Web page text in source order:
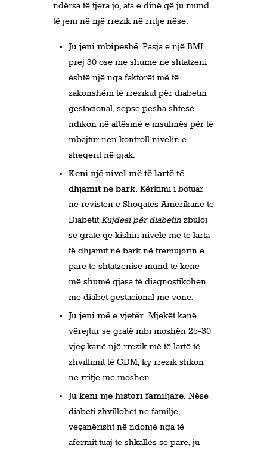
ndërsa të tjera jo, ata e dinë që ju mund
të jeni në një rrezik në rritje nëse:
Ju jeni mbipeshë. Pasja e një BMI
prej 30 ose më shumë në shtatzëni
është një nga faktorët më të
zakonshëm të rrezikut për diabetin
gestacional, sepse pesha shtesë
ndikon në aftësinë e insulinës për të
mbajtur nën kontroll nivelin e
sheqerit në gjak.
Keni një nivel më të lartë të
dhjamit në bark. Kërkimi i botuar
në revistën e Shoqatës Amerikane të
DiabetitKujdesi për diabetinzbuloi
se gratë që kishin nivele më të larta
të dhjamit në bark në tremujorin e
parë të shtatzënisë mund të kenë
më shumë gjasa të diagnostikohen
me diabet gestacional më vonë.
Ju jeni më e vjetër. Mjekët kanë
vërejtur se gratë mbi moshën 25-30
vjeç kanë një rrezik më të lartë të
zhvillimit të GDM, ky rrezik shkon
në rritje me moshën.
Ju keni një histori familjare. Nëse
diabeti zhvillohet në familje,
veçanërisht në ndonjë nga të
afërmit tuaj të shkallës së parë, ju